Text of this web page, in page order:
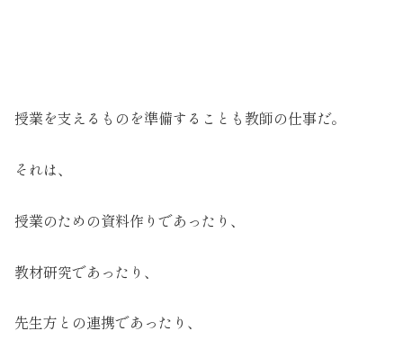
授業を支えるものを準備することも教師の仕事だ。
それは、
授業のための資料作りであったり、
教材研究であったり、
先生方との連携であったり、